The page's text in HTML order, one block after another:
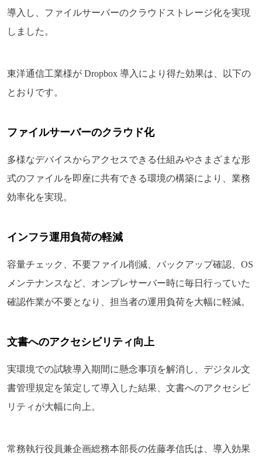
導入し、ファイルサーバーのクラウドストレージ化を実現
しました。
東洋通信工業様が Dropbox 導入により得た効果は、以下の
とおりです。
ファイルサーバーのクラウド化
多様なデバイスからアクセスできる仕組みやさまざまな形
式のファイルを即座に共有できる環境の構築により、業務
効率化を実現。
インフラ運用負荷の軽減
容量チェック、不要ファイル削減、バックアップ確認、OS
メンテナンスなど、オンプレサーバー時に毎日行っていた
確認作業が不要となり、担当者の運用負荷を大幅に軽減。
文書へのアクセシビリティ向上
実環境での試験導入期間に懸念事項を解消し、デジタル文
書管理規定を策定して導入した結果、文書へのアクセシビ
リティが大幅に向上。
常務執行役員兼企画総務本部長の佐藤孝信氏は、導入効果